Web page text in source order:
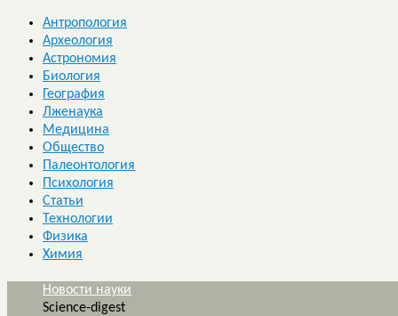
Антропология
Археология
Астрономия
Биология
География
Лженаука
Медицина
Общество
Палеонтология
Психология
Статьи
Технологии
Физика
Химия
Новости науки
Science-digest